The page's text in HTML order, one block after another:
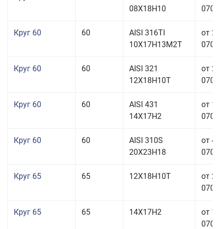
08Х18Н10
Круг 60 60
AISI 316TI
10Х17Н13М2Т
от
Круг 60 60
AISI 321
12Х18Н10Т
от
Круг 60 60
AISI 431
14Х17Н2
от
Круг 60 60
AISI 310S
20Х23Н18
от
Круг 65 65 12Х18Н10Т
от
Круг 65 65 14Х17Н2
от